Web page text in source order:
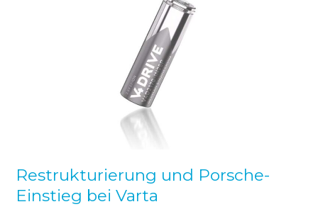
Restrukturierung und Porsche-
Einstieg bei Varta